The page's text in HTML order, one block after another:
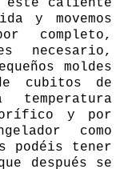
esté caliente
y movemos
completo,
necesario,
moldes
cubitos de
y por
como
podéis tener
después se